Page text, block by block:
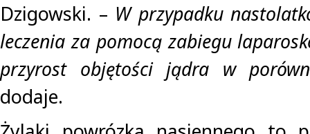
Dzigowski. – W przypadku
leczenia za pomocą zabiegu
przyrost objętości jądra w
dodaje.